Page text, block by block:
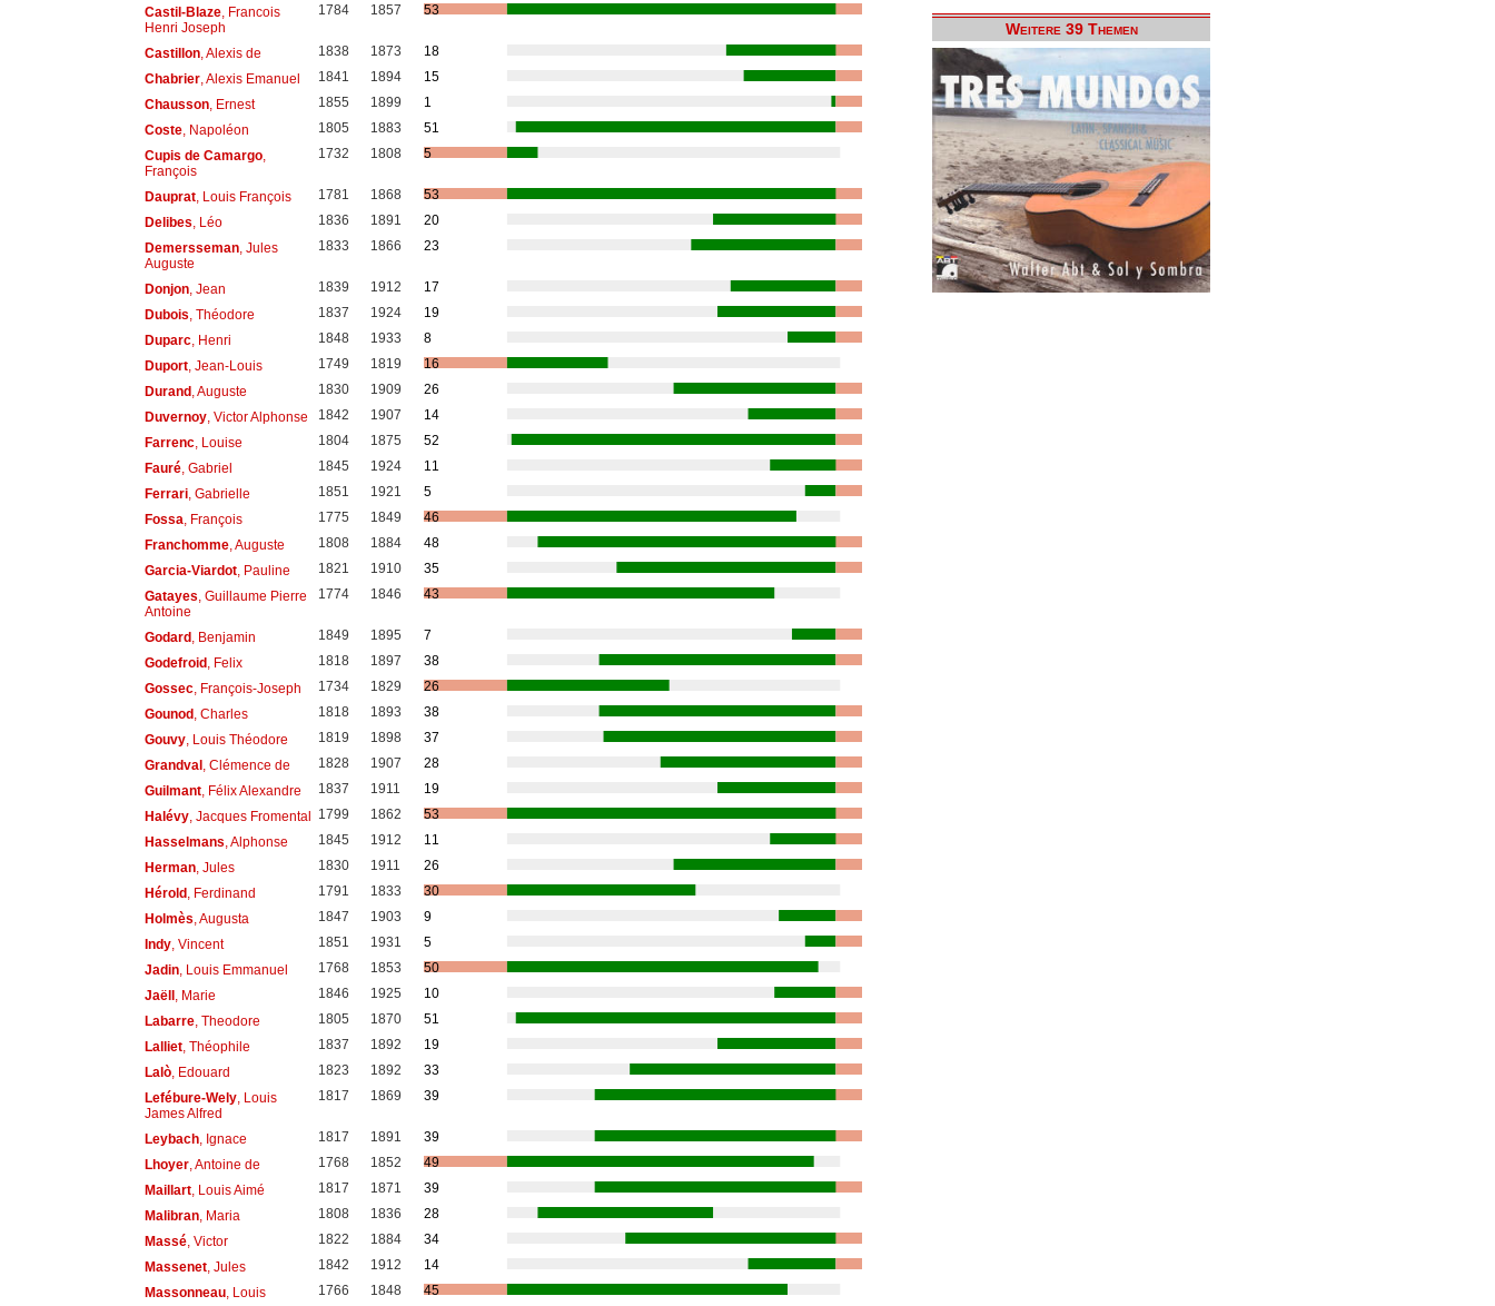
Castil-Blaze, Francois
Henri Joseph
1784 1857 53
Castillon, Alexis de 1838 1873
18
Chabrier, Alexis Emanuel 1841 1894
15
Chausson, Ernest 1855 1899
1
Coste, Napoléon 1805 1883
51
Cupis de Camargo,
François
1732 1808 5
Dauprat, Louis François 1781 1868
53
Delibes, Léo 1836 1891
20
Demersseman, Jules
Auguste
1833 1866 23
Donjon, Jean 1839 1912
17
Dubois, Théodore 1837 1924
19
Duparc, Henri 1848 1933
8
Duport, Jean-Louis 1749 1819
16
Durand , Auguste 1830 1909
26
Duvernoy, Victor Alphonse 1842 1907
14
Farrenc, Louise 1804 1875
52
Fauré, Gabriel 1845 1924
11
Ferrari, Gabrielle 1851 1921
5
Fossa, François 1775 1849
46
Franchomme, Auguste 1808 1884
48
Garcia-Viardot, Pauline 1821 1910
35
Gatayes, Guillaume Pierre
Antoine
1774 1846 43
Godard , Benjamin 1849 1895
7
Godefroid , Felix 1818 1897
38
Gossec, François-Joseph 1734 1829
26
Gounod , Charles 1818 1893
38
Gouvy, Louis Théodore 1819 1898
37
Grandval , Clémence de 1828 1907
28
Guilmant, Félix Alexandre 1837 1911
19
Halévy, Jacques Fromental 1799 1862
53
Hasselmans, Alphonse 1845 1912
11
Herman, Jules 1830 1911
26
Hérold , Ferdinand 1791 1833
30
Holmès, Augusta 1847 1903
9
Indy, Vincent 1851 1931
5
Jadin, Louis Emmanuel 1768 1853
50
Jaëll , Marie 1846 1925
10
Labarre, Theodore 1805 1870
51
Lalliet, Théophile 1837 1892
19
Lalò, Edouard 1823 1892
33
Lefébure-Wely, Louis
James Alfred
1817 1869 39
Leybach, Ignace 1817 1891
39
Lhoyer, Antoine de 1768 1852
49
Maillart, Louis Aimé 1817 1871
39
Malibran, Maria 1808 1836
28
Massé, Victor 1822 1884
34
Massenet, Jules 1842 1912
14
Massonneau, Louis 1766 1848
45
Weitere 39 Themen